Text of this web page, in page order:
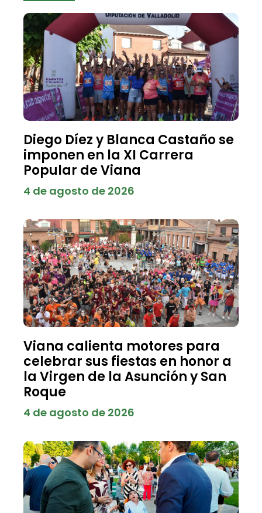
Diego Díez y Blanca Castaño se
imponen en la XI Carrera
Popular de Viana
4 de agosto de 2026
Viana calienta motores para
celebrar sus fiestas en honor a
la Virgen de la Asunción y San
Roque
4 de agosto de 2026